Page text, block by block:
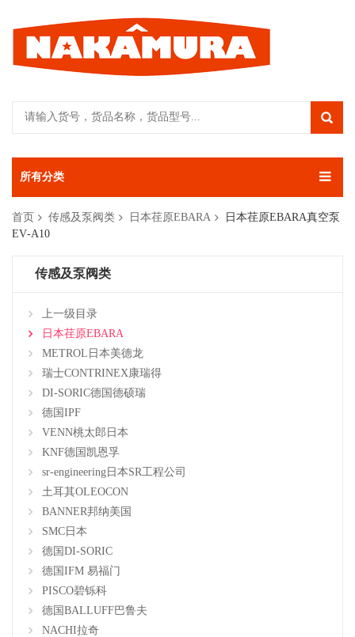
所有分类
首页 传感及泵阀类 日本荏原EBARA
日本荏原EBARA真空泵
EV‑A10
传感及泵阀类
上一级目录
日本荏原EBARA
METROL日本美德龙
瑞士CONTRINEX康瑞得
DI-SORIC德国德硕瑞
德国IPF
VENN桃太郎日本
KNF德国凯恩孚
sr-engineering日本SR工程公司
土耳其OLEOCON
BANNER邦纳美国
SMC日本
德国DI-SORIC
德国IFM 易福门
PISCO碧铄科
德国BALLUFF巴鲁夫
NACHI拉奇